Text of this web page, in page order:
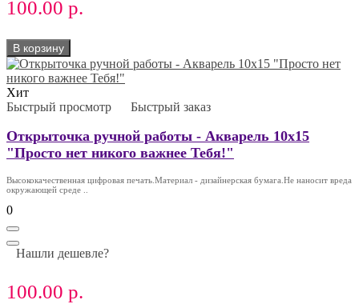
100.00 р.
В корзину
Хит
Быстрый просмотр
Быстрый заказ
Открыточка ручной работы - Акварель 10х15
"Просто нет никого важнее Тебя!"
Высококачественная цифровая печать.Материал - дизайнерская бумага.Не наносит вреда
окружающей среде ..
0
Нашли дешевле?
100.00 р.